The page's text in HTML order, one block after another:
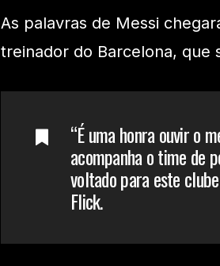
As palavras de Messi
treinador do Barcelona, que
“É uma honra ouvir o
acompanha o time de
voltado para este
Flick.